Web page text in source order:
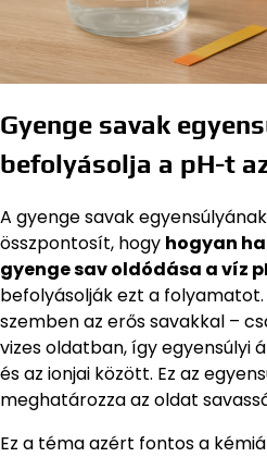
Gyenge savak
befolyásolja a pH-t
A gyenge savak
összpontosít, hogy hogyan
gyenge sav oldódása a víz
befolyásolják ezt a folyamatot.
szemben az erős savakkal –
vizes oldatban, így egyensúlyi
és az ionjai között. Ez az
meghatározza az oldat
Ez a téma azért fontos a